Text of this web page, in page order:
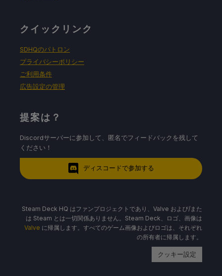
クイックリンク
SDHQのパトロン
プライバシーポリシー
ご利用条件
広告設定の管理
提案は？
Discordサーバーに参加して、匿名でフィードバックを残して
ください！
ディスコードで参加する
Steam Deck HQ はファンプロジェクトであり、Valve および/また
は Steam とは一切関係ありません。Steam Deck、ロゴ、画像は
Valve に帰属します。すべてのゲーム画像およびロゴは、それぞれ
の所有者に帰属します。
クッキー設定